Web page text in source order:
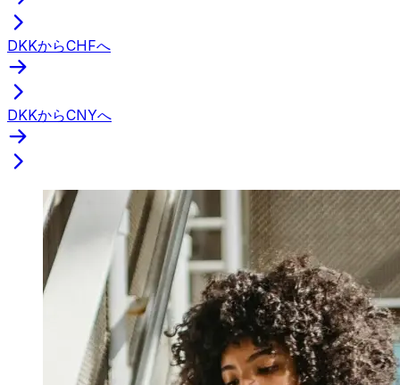
DKKからCHFへ
DKKからCNYへ